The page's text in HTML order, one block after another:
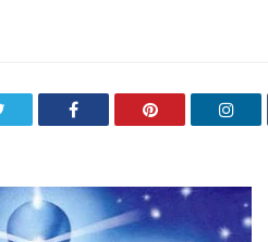
Facebook Pinterest